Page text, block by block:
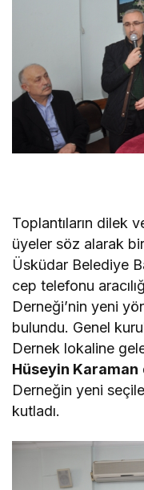
Toplantıların dilek
üyeler söz alarak
Üsküdar Belediye
cep telefonu
Derneği’nin yeni
bulundu. Genel
Dernek lokaline
Hüseyin Karaman
Derneğin yeni
kutladı.